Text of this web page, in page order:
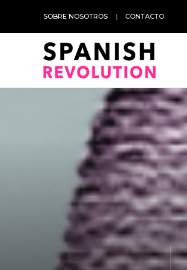
SOBRE NOSOTROS CONTACTO